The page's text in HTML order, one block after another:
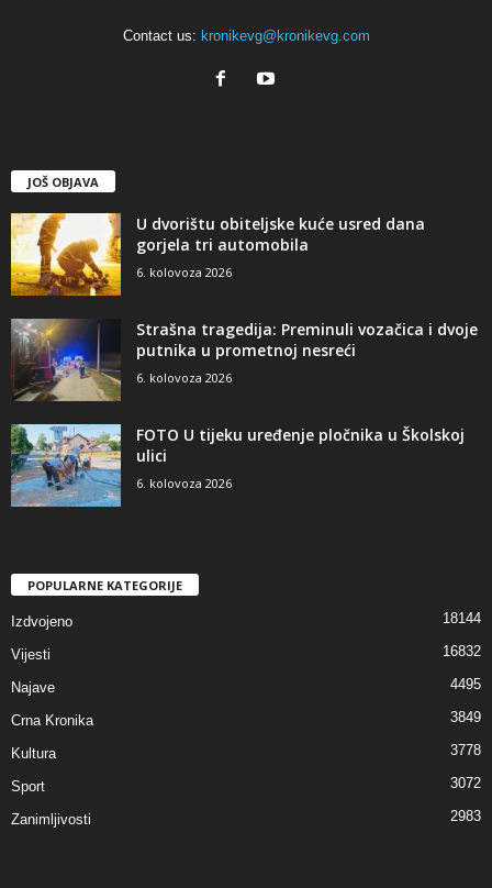
Contact us: kronikevg@kronikevg.com
JOŠ OBJAVA
U dvorištu obiteljske kuće usred dana
gorjela tri automobila
6. kolovoza 2026
Strašna tragedija: Preminuli vozačica i dvoje
putnika u prometnoj nesreći
6. kolovoza 2026
FOTO U tijeku uređenje pločnika u Školskoj
ulici
6. kolovoza 2026
POPULARNE KATEGORIJE
Izdvojeno 18144
Vijesti 16832
Najave 4495
Crna Kronika 3849
Kultura 3778
Sport 3072
Zanimljivosti 2983